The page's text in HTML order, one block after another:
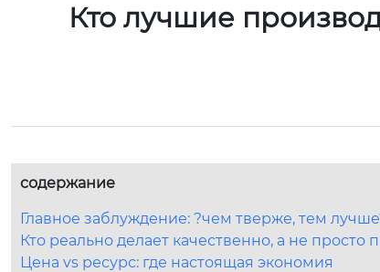
Кто лучшие
содержание
Главное заблуждение: ?чем тверже, тем
Кто реально делает качественно, а не просто
Цена vs ресурс: где настоящая экономия